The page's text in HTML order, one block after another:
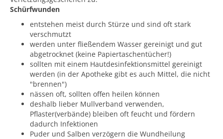
Schürfwunden
entstehen meist durch Stürze und sind oft stark
verschmutzt
werden unter fließendem Wasser gereinigt und gut
abgetrocknet (keine Papiertaschentücher!)
sollten mit einem Hautdesinfektionsmittel gereinigt
werden (in der Apotheke gibt es auch Mittel, die nicht
"brennen")
nässen oft, sollten offen heilen können
deshalb lieber Mullverband verwenden,
Pflaster(verbände) bleiben oft feucht und fördern
dadurch Infektionen
Puder und Salben verzögern die Wundheilung